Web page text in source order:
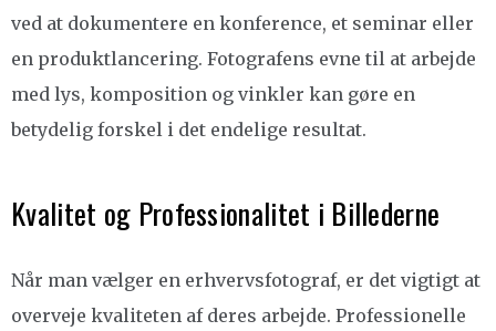
ved at dokumentere en konference, et seminar eller
en produktlancering. Fotografens evne til at arbejde
med lys, komposition og vinkler kan gøre en
betydelig forskel i det endelige resultat.
Kvalitet og Professionalitet i Billederne
Når man vælger en erhvervsfotograf, er det vigtigt at
overveje kvaliteten af deres arbejde. Professionelle